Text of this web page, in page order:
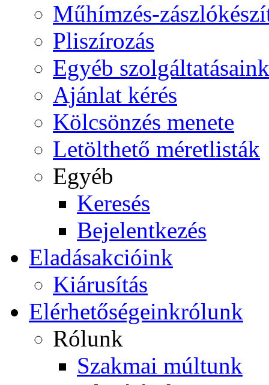
Műhímzés-
Pliszírozás
Egyéb szolgáltatásaink
Ajánlat kérés
Kölcsönzés menete
Letölthető méretlisták
Egyéb
Keresés
Bejelentkezés
Eladásakcióink
Kiárusítás
Elérhetőségeinkrólunk
Rólunk
Szakmai múltunk